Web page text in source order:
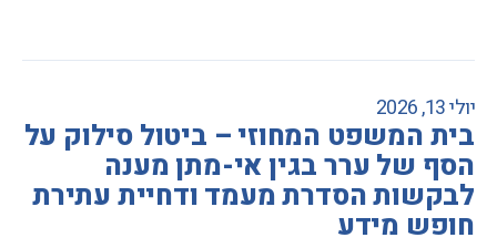
יולי 13, 2026
בית המשפט המחוזי – ביטול סילוק על
הסף של ערר בגין אי-מתן מענה
לבקשות הסדרת מעמד ודחיית עתירת
חופש מידע